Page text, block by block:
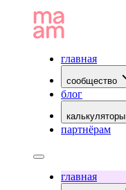
главная
сообщество
блог
калькуляторы
партнёрам
главная